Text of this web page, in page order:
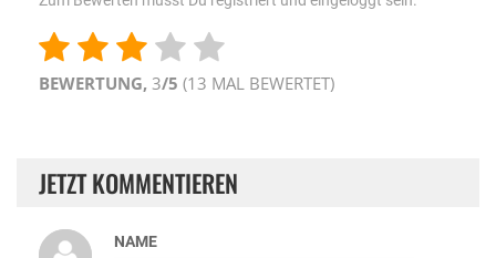
BEWERTUNG, 3/5 (13 MAL BEWERTET)
JETZT KOMMENTIEREN
NAME